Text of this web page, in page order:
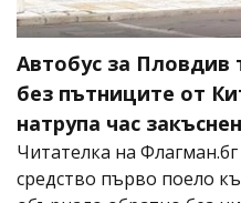
Автобус за Пловдив
без пътниците от
натрупа час
Читателка на
средство първо поело